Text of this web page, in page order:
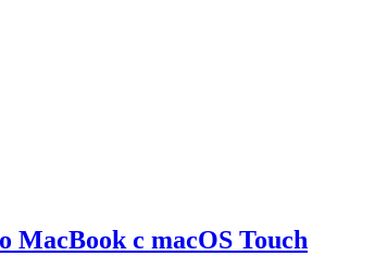
MacBook с macOS Touch